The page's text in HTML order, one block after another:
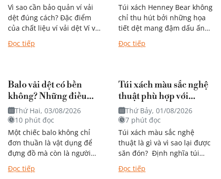
Vì sao cần bảo quản ví vải
dệt đúng cách? Đặc điểm
của chất liệu ví vải dệt Ví vải
thích nhờ thiết...
Đọc tiếp
Túi xách Henney Bear không
chỉ thu hút bởi những họa
tiết dệt mang đậm dấu ấn
kết hợp với...
Đọc tiếp
Balo vải dệt có bền
không? Những điều
bạn nên biết trước khi
quyết định mua
Thứ Hai, 03/08/2026
10 phút đọc
Một chiếc balo không chỉ
đơn thuần là vật dụng để
đựng đồ mà còn là người
chặng đường học tập,...
Đọc tiếp
Túi xách màu sắc nghệ
thuật phù hợp với
phong cách nào?
Thứ Bảy, 01/08/2026
7 phút đọc
Túi xách màu sắc nghệ
thuật là gì và vì sao lại được
săn đón? Định nghĩa túi
nghệ thuật Khác với túi
Đọc tiếp